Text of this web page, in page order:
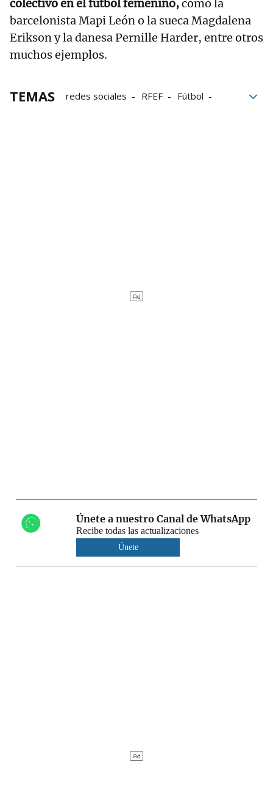
colectivo en el fútbol femenino,como la
barcelonista Mapi León o la sueca Magdalena
Erikson y la danesa Pernille Harder, entre otros
muchos ejemplos.
TEMAS redes sociales RFEF
Fútbol
Únete a nuestro Canal de WhatsApp
Recibe todas las actualizaciones
Únete